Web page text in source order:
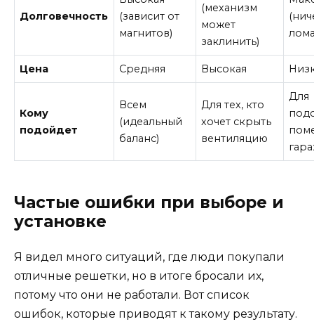
Долговечность
(зависит от
магнитов)
(механизм
может
заклинить)
Цена Средняя Высокая
Кому
подойдет
Всем
(идеальный
баланс)
Для тех, кто
хочет скрыть
вентиляцию
Для
Частые ошибки при выборе и
установке
Я видел много ситуаций, где люди покупали
отличные решетки, но в итоге бросали их,
потому что они не работали. Вот список
ошибок, которые приводят к такому результату.